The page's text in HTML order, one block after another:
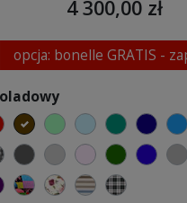
4 300,00 zł
opcja: bonelle GRATIS -
czerwonyczekoladowy
miętowybłękitnyturkusowy
srebrnyciemno szary
jasnoszary
jasny róż
fioletowyPatchworkKwiatowy
PaskiKratka